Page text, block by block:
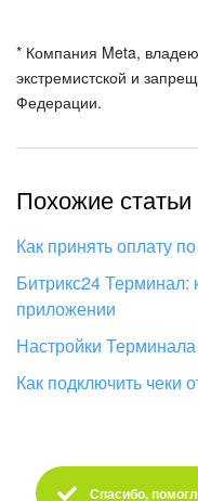
* Компания Meta,
экстремистской и
Федерации.
Похожие статьи
Как принять оплату
Битрикс24 Терминал:
приложении
Настройки Терминала
Как подключить чеки
Спасибо,